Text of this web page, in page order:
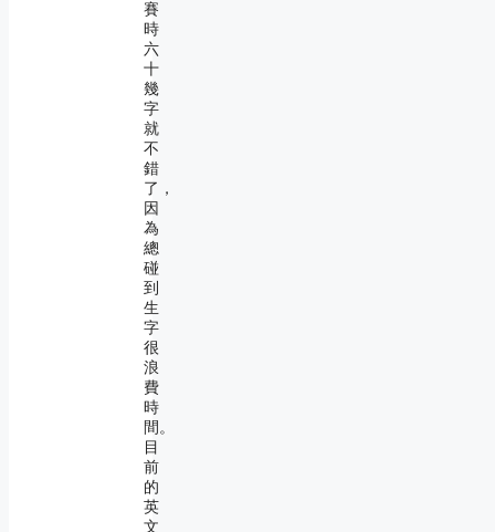
賽
時
六
十
幾
字
就
不
錯
了，
因
為
總
碰
到
生
字
很
浪
費
時
間。
目
前
的
英
文